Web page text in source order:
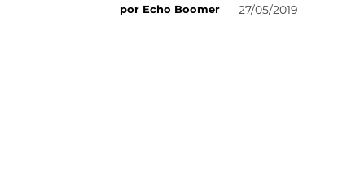
por Echo Boomer 27/05/2019